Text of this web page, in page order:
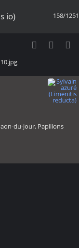
158/1251
io)
du-jour, Papillons